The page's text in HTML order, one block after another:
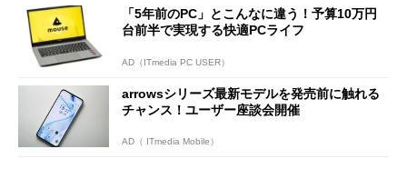
「5年前のPC」とこんなに違う！予算10万円
台前半で実現する快適PCライフ
AD（ITmedia PC USER）
arrowsシリーズ最新モデルを発売前に触れる
チャンス！ユーザー座談会開催
AD（ ITmedia Mobile）